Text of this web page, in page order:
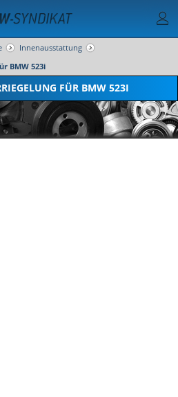
Innenausstattung
BMW 523i
FÜR BMW 523I